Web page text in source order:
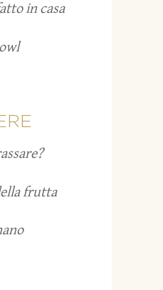
in casa
frutta